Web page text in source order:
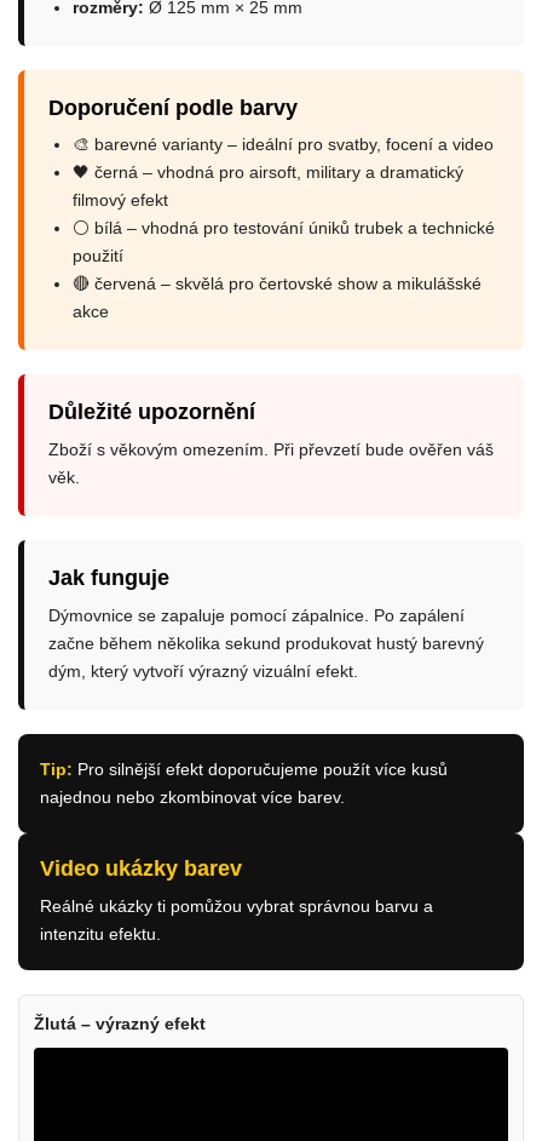
rozměry: Ø 125 mm × 25 mm
Doporučení podle barvy
🎨 barevné varianty – ideální pro svatby, focení a video
🖤 černá – vhodná pro airsoft, military a dramatický
filmový efekt
⚪ bílá – vhodná pro testování úniků trubek a technické
použití
🔴 červená – skvělá pro čertovské show a mikulášské
akce
Důležité upozornění
Zboží s věkovým omezením. Při převzetí bude ověřen váš
věk.
Jak funguje
Dýmovnice se zapaluje pomocí zápalnice. Po zapálení
začne během několika sekund produkovat hustý barevný
dým, který vytvoří výrazný vizuální efekt.
Tip: Pro silnější efekt doporučujeme použít více kusů
najednou nebo zkombinovat více barev.
Video ukázky barev
Reálné ukázky ti pomůžou vybrat správnou barvu a
intenzitu efektu.
Žlutá – výrazný efekt